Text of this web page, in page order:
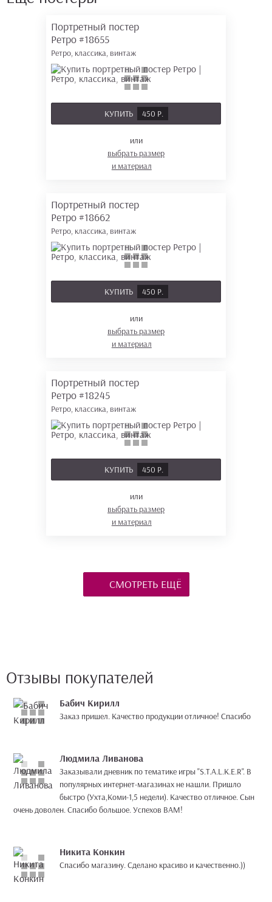
Портретный постер
Ретро #18655
Ретро, классика, винтаж
КУПИТЬ 450 Р.
или
выбрать размер
и материал
Портретный постер
Ретро #18662
Ретро, классика, винтаж
КУПИТЬ 450 Р.
или
выбрать размер
и материал
Портретный постер
Ретро #18245
Ретро, классика, винтаж
КУПИТЬ 450 Р.
или
выбрать размер
и материал
СМОТРЕТЬ ЕЩЁ
Отзывы покупателей
Бабич Кирилл
Заказ пришел. Качество продукции отличное! Спасибо
Людмила Ливанова
Заказывали дневник по тематике игры "S.Т.А.L.K.E.R". В
популярных интернет-магазинах не нашли. Пришло
быстро (Ухта,Коми-1,5 недели). Качество отличное. Сын
очень доволен. Спасибо большое. Успехов ВАМ!
Никита Конкин
Спасибо магазину. Сделано красиво и качественно.))